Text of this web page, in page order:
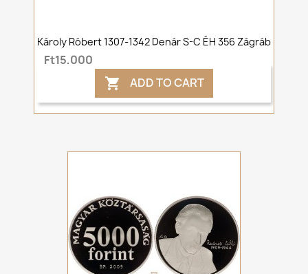
Károly Róbert 1307-1342 Denár S-C ÉH 356 Zágráb
Ft15,000
 ADD TO CART